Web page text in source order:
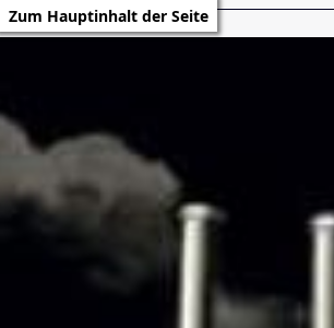
Zum Hauptinhalt der Seite